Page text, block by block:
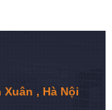
, Hà Nội